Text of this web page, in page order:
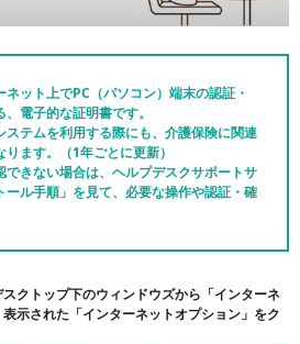
ネット上でPC（パソコン）端末の認証・
電子的な証明書です。
ステムを利用する際にも、介護保険に関連
ます。（1年ごとに更新）
きない場合は、ヘルプデスクサポートサ
ール手順」を見て、必要な操作や認証・確
クトップ下のウィンドウズから「インターネ
示された「インターネットオプション」をク